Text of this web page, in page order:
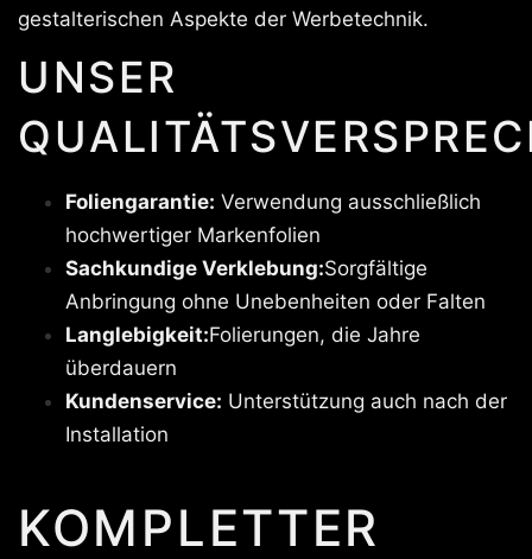
gestalterischen Aspekte der Werbetechnik.
UNSER
Foliengarantie: Verwendung ausschließlich
hochwertiger Markenfolien
Sachkundige Verklebung:Sorgfältige
Anbringung ohne Unebenheiten oder Falten
Langlebigkeit:Folierungen, die Jahre
überdauern
Kundenservice: Unterstützung auch nach der
Installation
KOMPLETTER